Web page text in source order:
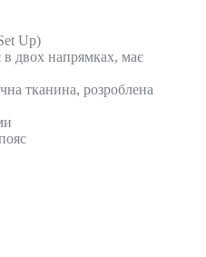
Up)
в двох напрямках, має
тканина, розроблена